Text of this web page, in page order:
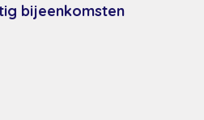
bijeenkomsten